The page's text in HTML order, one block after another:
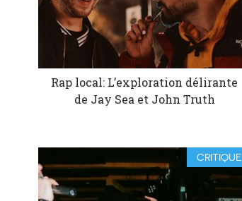
Rap local: L’exploration délirante
de Jay Sea et John Truth
CRITIQUE